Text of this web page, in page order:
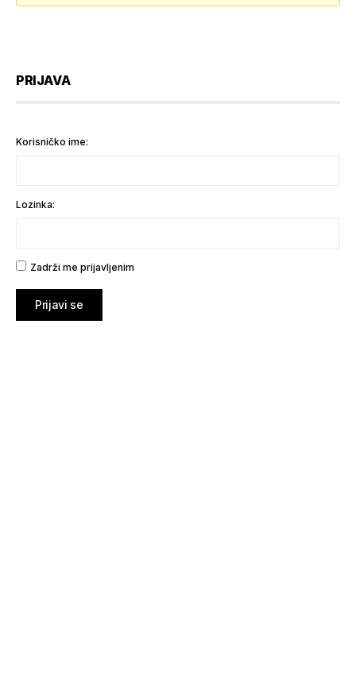
PRIJAVA
Korisničko ime:
Lozinka:
Zadrži me prijavljenim
Prijavi se